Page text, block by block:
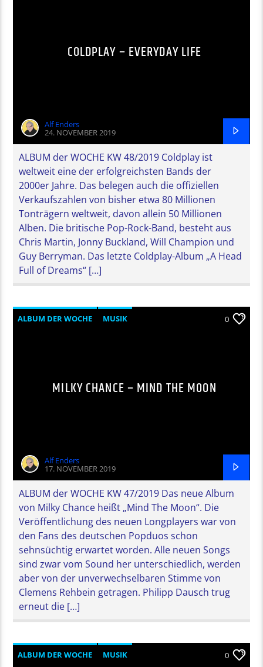
COLDPLAY – EVERYDAY LIFE
Alf Enders
24. NOVEMBER 2019
ALBUM der WOCHE KW 48/2019 Coldplay ist
weltweit eine der erfolgreichsten Bands der
2000er Jahre. Das belegen auch die offiziellen
Verkaufszahlen von bisher etwa 80 Millionen
Tonträgern weltweit, davon allein 50 Millionen
Alben. Die britische Pop-Rock-Band, besteht aus
Chris Martin, Jonny Buckland, Will Champion und
Guy Berryman. Das letzte Coldplay-Album „A Head
Full of Dreams“ […]
ALBUM DER WOCHE MUSIK 0
MILKY CHANCE – MIND THE MOON
Alf Enders
17. NOVEMBER 2019
ALBUM der WOCHE KW 47/2019 Das neue Album
von Milky Chance heißt „Mind The Moon“. Die
Veröffentlichung des neuen Longplayers war von
den Fans des deutschen Popduos schon
sehnsüchtig erwartet worden. Alle neuen Songs
sind zwar vom Sound her unterschiedlich, werden
aber von der unverwechselbaren Stimme von
Clemens Rehbein getragen. Philipp Dausch trug
erneut die […]
ALBUM DER WOCHE MUSIK 0